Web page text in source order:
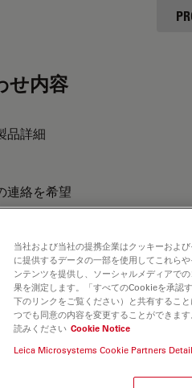
せ内容
品詳細
連絡を希望
当社および当社の提携企業はクッキーおよ
に提供するデータの一部を使用してこれら
ンテンツを提供し、ソーシャルメディアで
果を測定します。「すべてのCookieを承認
下のリンクをご覧ください）と共有するこ
つでも同意の内容を変更することができま
読みください Cookie Notice
Leica Microsystems Cookie Partners